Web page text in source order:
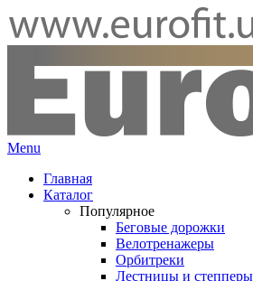
Menu
Главная
Каталог
Популярное
Беговые дорожки
Велотренажеры
Орбитреки
Лестницы и степперы